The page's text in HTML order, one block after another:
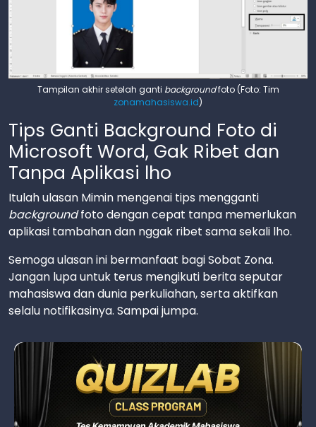
Tampilan akhir setelah ganti backgroundfoto (Foto: Tim
zonamahasiswa.id)
Tips Ganti Background Foto di
Microsoft Word, Gak Ribet dan
Tanpa Aplikasi lho
Itulah ulasan Mimin mengenai tips mengganti
backgroundfoto dengan cepat tanpa memerlukan
aplikasi tambahan dan nggak ribet sama sekali lho.
Semoga ulasan ini bermanfaat bagi Sobat Zona.
Jangan lupa untuk terus mengikuti berita seputar
mahasiswa dan dunia perkuliahan, serta aktifkan
selalu notifikasinya. Sampai jumpa.